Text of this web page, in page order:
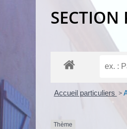
SECTION
Accueil particuliers >
Thème